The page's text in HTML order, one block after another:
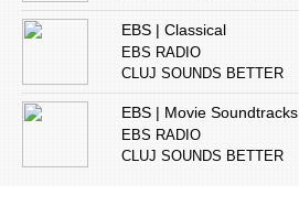
EBS | Classical
EBS RADIO
CLUJ SOUNDS BETTER
EBS | Movie Soundtracks
EBS RADIO
CLUJ SOUNDS BETTER